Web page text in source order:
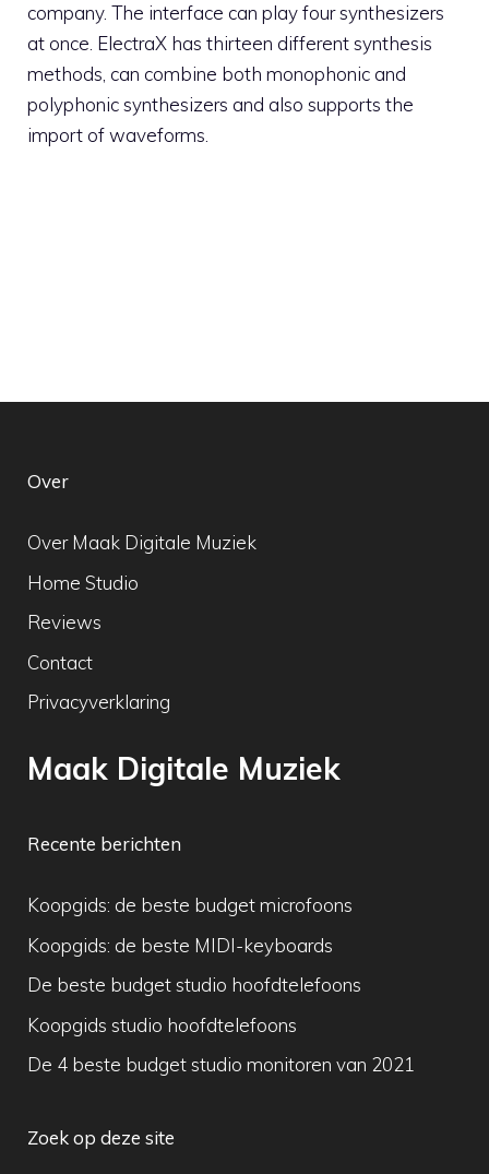
company. The interface can play four synthesizers
at once. ElectraX has thirteen different synthesis
methods, can combine both monophonic and
polyphonic synthesizers and also supports the
import of waveforms.
Over
Over Maak Digitale Muziek
Home Studio
Reviews
Contact
Privacyverklaring
Maak Digitale Muziek
Recente berichten
Koopgids: de beste budget microfoons
Koopgids: de beste MIDI-keyboards
De beste budget studio hoofdtelefoons
Koopgids studio hoofdtelefoons
De 4 beste budget studio monitoren van 2021
Zoek op deze site